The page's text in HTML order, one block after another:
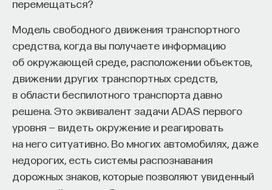
перемещаться?
Модель свободного движения транспортного
средства, когда вы получаете информацию
об окружающей среде, расположении объектов,
движении других транспортных средств,
в области беспилотного транспорта давно
решена. Это эквивалент задачи ADAS первого
уровня — видеть окружение и реагировать
на него ситуативно. Во многих автомобилях, даже
недорогих, есть системы распознавания
дорожных знаков, которые позволяют увиденный
Naukka Talents, рекрутинговое агентство,
созданное для поддержки специалистов,
желающих работать в глобальных инновационных
индустриях.
В ходе работы с научным сообществом Ивар
и его команда обнаружили, что инновационные
индустрии испытывают кадровый голод,
особенно молодые deep tech и биотех компании.
Исследование аудитории ПостНауки
подтвердило масштаб: более60%слушателей
проекта имеют STEM-образование, при этом32%
которые заметили, что движение светил
на небе — регулярное, повторяющееся, оно
и есть циферблат, по которому можно
строить свою жизнь. Мы живем по солнцу:
мы встаем во время восхода, ложимся
после заката и так или иначе сверяем с ним
ориентируются на солнце. Для жителей
южных районов солнце скорее враг, чем
друг. Для многих Луна, которая по ночам